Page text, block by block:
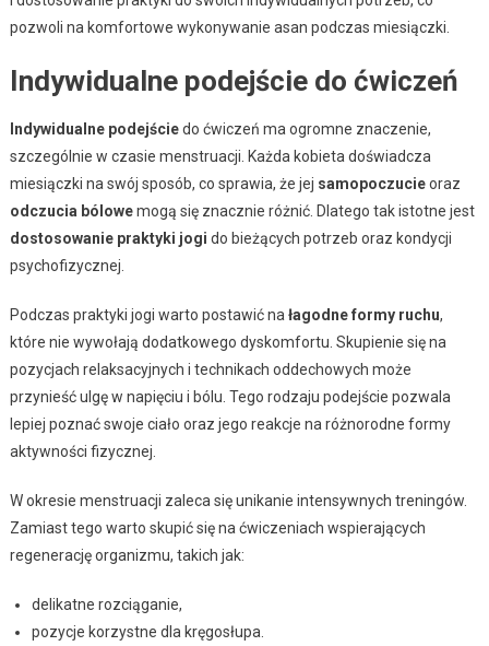
pozwoli na komfortowe wykonywanie asan podczas miesiączki.
Indywidualne podejście do ćwiczeń
Indywidualne podejściedo ćwiczeń ma ogromne znaczenie,
szczególnie w czasie menstruacji. Każda kobieta doświadcza
miesiączki na swój sposób, co sprawia, że jej samopoczucieoraz
odczucia bólowemogą się znacznie różnić. Dlatego tak istotne jest
dostosowanie praktyki jogi do bieżących potrzeb oraz kondycji
psychofizycznej.
Podczas praktyki jogi warto postawić nałagodne formy ruchu,
które nie wywołają dodatkowego dyskomfortu. Skupienie się na
pozycjach relaksacyjnych i technikach oddechowych może
przynieść ulgę w napięciu i bólu. Tego rodzaju podejście pozwala
lepiej poznać swoje ciało oraz jego reakcje na różnorodne formy
aktywności fizycznej.
W okresie menstruacji zaleca się unikanie intensywnych treningów.
Zamiast tego warto skupić się na ćwiczeniach wspierających
regenerację organizmu, takich jak:
delikatne rozciąganie,
pozycje korzystne dla kręgosłupa.